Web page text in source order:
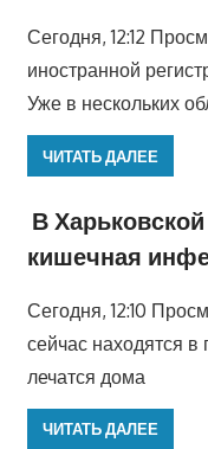
Сегодня, 12:12
иностранной
Уже в нескольких
ЧИТАТЬ ДАЛЕЕ
В
кишечная
Сегодня, 12:10
сейчас находятся в
лечатся дома
ЧИТАТЬ ДАЛЕЕ